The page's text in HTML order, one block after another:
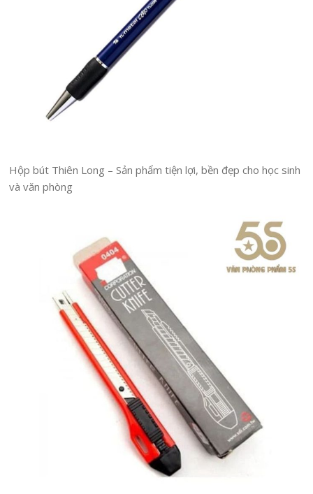
Hộp bút Thiên Long – Sản phẩm tiện lợi, bền đẹp cho học sinh
và văn phòng